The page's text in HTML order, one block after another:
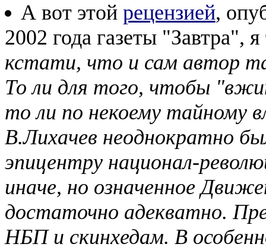
А вот этой рецензией,
2002 года газеты "Завтра",
кстати, что и сам автор
То ли для того, чтобы
то ли по некоему тайному
В.Лихачев неоднократно
эпицентру национал-
иначе, но означенное
достаточно адекватно.
НБП и скинхедам. В